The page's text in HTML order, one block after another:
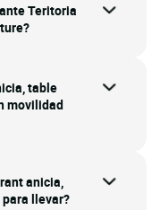
Teritoria
table
movilidad
anicia,
llevar?